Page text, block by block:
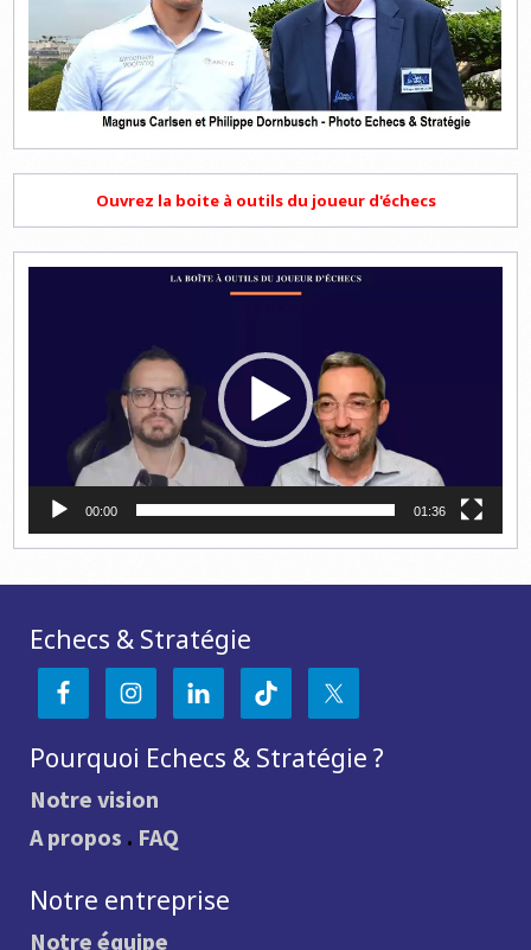
Ouvrez la boite à outils du joueur d'échecs
00:00 01:36
Echecs & Stratégie
Pourquoi Echecs & Stratégie ?
Notre vision
A propos . FAQ
Notre entreprise
Notre équipe